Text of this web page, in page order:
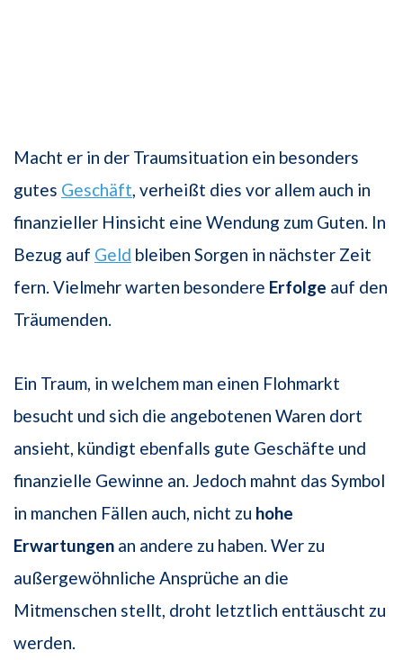
Macht er in der Traumsituation ein besonders
gutes Geschäft, verheißt dies vor allem auch in
finanzieller Hinsicht eine Wendung zum Guten. In
Bezug auf Geld bleiben Sorgen in nächster Zeit
fern. Vielmehr warten besondere Erfolge auf den
Träumenden.
Ein Traum, in welchem man einen Flohmarkt
besucht und sich die angebotenen Waren dort
ansieht, kündigt ebenfalls gute Geschäfte und
finanzielle Gewinne an. Jedoch mahnt das Symbol
in manchen Fällen auch, nicht zu hohe
Erwartungen an andere zu haben. Wer zu
außergewöhnliche Ansprüche an die
Mitmenschen stellt, droht letztlich enttäuscht zu
werden.